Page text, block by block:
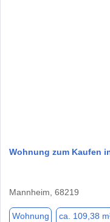
Wohnung zum Kaufen
Mannheim, 68219
Wohnung ca. 109,38